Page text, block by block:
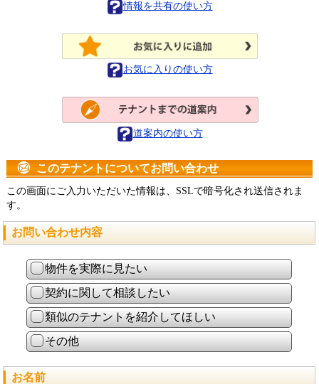
情報を共有の使い方
お気に入りの使い方
道案内の使い方
このテナントについてお問い合わせ
この画面にご入力いただいた情報は、SSLで暗号化され送信されま
す。
お問い合わせ内容
物件を実際に見たい
契約に関して相談したい
類似のテナントを紹介してほしい
その他
お名前